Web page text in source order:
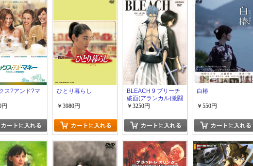
ス?アンド?マ
円
ひとり暮らし
￥3980円
BLEACH 9 ブリーチ
破面(アランカル)激闘
篇
￥3250円
白椿
￥550円